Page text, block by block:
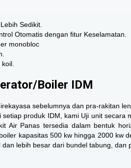
Sedikit.
Otomatis dengan fitur Keselamatan.
monobloc
Boiler IDM
sebelumnya dan pra-rakitan
produk IDM, kami Uji unit
Air Panas tersedia dalam bentuk
kapasitas 500 kw hingga 2000 kw
lebih besar dari bundel tabung, dan